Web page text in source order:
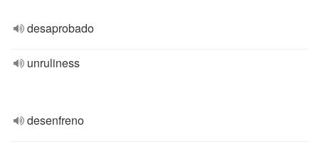
desaprobado
unruliness
desenfreno